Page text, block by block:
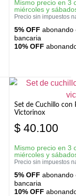
Mismo precio en 3
miércoles y
Precio sin impuestos
5% OFF abonando
bancaria
10% OFF
Set de Cuchillo con
Victorinox
$ 40.100
Mismo precio en 3
miércoles y
Precio sin impuestos
5% OFF abonando
bancaria
10% OFF